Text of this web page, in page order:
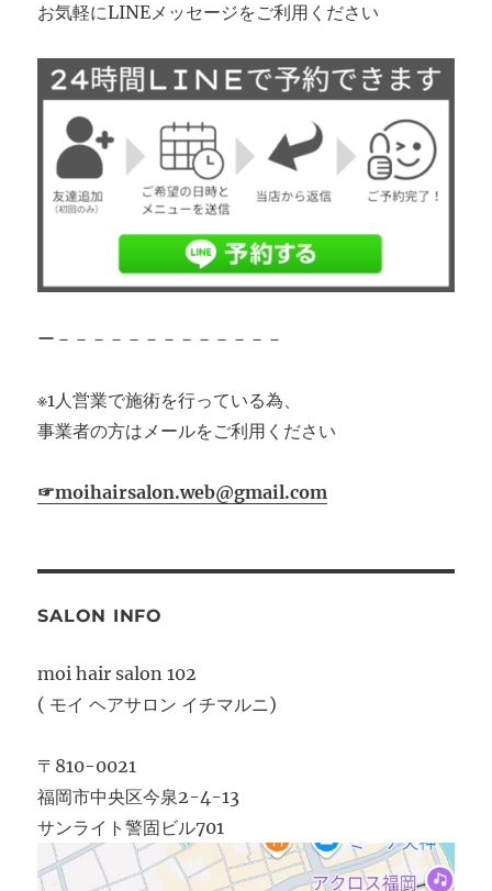
お気軽にLINEメッセージをご利用ください
ー－－－－－－－－－－－－－
※1人営業で施術を行っている為、
事業者の方はメールをご利用ください
☞moihairsalon.web@gmail.com
SALON INFO
moi hair salon 102
( モイ ヘアサロン イチマルニ)
〒810-0021
福岡市中央区今泉2-4-13
サンライト警固ビル701